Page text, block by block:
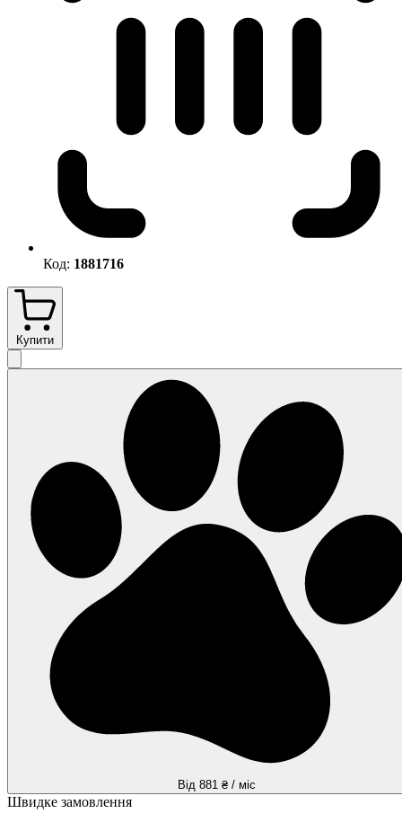
Код: 1881716
Купити
Від 881 ₴ / міс
Швидке замовлення